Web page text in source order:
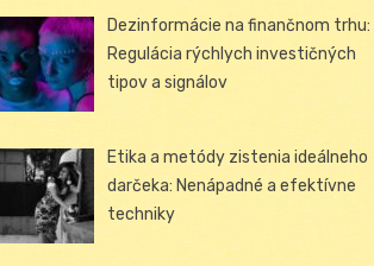
Dezinformácie na finančnom trhu:
Regulácia rýchlych investičných
tipov a signálov
Etika a metódy zistenia ideálneho
darčeka: Nenápadné a efektívne
techniky